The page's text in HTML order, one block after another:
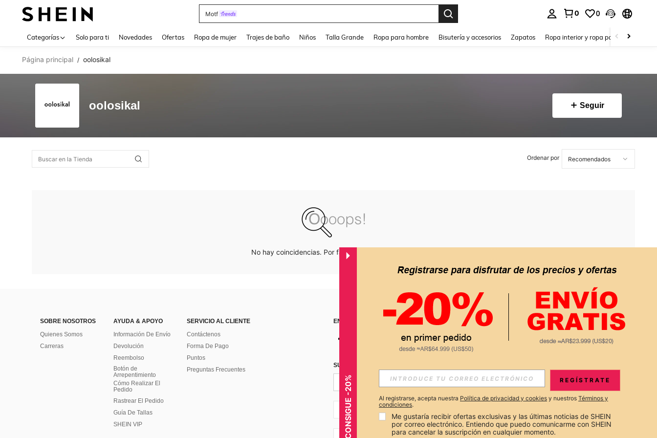
Campera
0 0
Categorías Solo para ti Novedades Ofertas Ropa de mujer Trajes de baño Niños Talla Grande Ropa para hombre Bisutería y accesorios Zapatos Ropa interior y ropa para dormir
Página principal / oolosikal
oolosikal Seguir
Ordenar por
No hay coincidencias. Por favor inténtalo de nuevo.
SOBRE NOSOTROS
Quienes Somos
Carreras
AYUDA & APOYO
Información De Envío
Devolución
Reembolso
Botón de
Arrepentimiento
Cómo Realizar El
Pedido
Rastrear El Pedido
Guía De Tallas
SHEIN VIP
SERVICIO AL CLIENTE
Contáctenos
Forma De Pago
Puntos
Preguntas Frecuentes
ENCUÉNTRANOS EN APP
SUSCRÍBETE PARA RECIBIR OFERTAS EXCLUSIVAS, PROMOCIONES Y NOTICIAS DE SHEIN
Suscribir
AR + 54
CONSIGUE -20% REGÍSTRATE
Al registrarse, acepta nuestra Política de privacidad y cookies y nuestros Términos y
condiciones.
Me gustaría recibir ofertas exclusivas y las últimas noticias de SHEIN
por correo electrónico. Entiendo que puedo comunicarme con SHEIN
para cancelar la suscripción en cualquier momento.